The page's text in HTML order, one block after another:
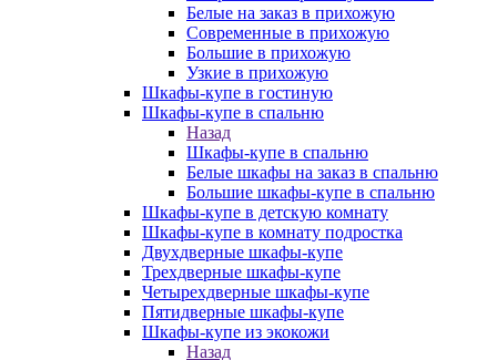
Белые на заказ в прихожую
Современные в прихожую
Большие в прихожую
Узкие в прихожую
Шкафы-купе в гостиную
Шкафы-купе в спальню
Назад
Шкафы-купе в спальню
Белые шкафы на заказ в спальню
Большие шкафы-купе в спальню
Шкафы-купе в детскую комнату
Шкафы-купе в комнату подростка
Двухдверные шкафы-купе
Трехдверные шкафы-купе
Четырехдверные шкафы-купе
Пятидверные шкафы-купе
Шкафы-купе из экокожи
Назад